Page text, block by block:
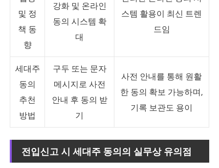
및 정
책 동
향
강화 및 온라인
동의 시스템 확
대
스템 활용이 최신 트렌
드임
세대주
동의
추천
방법
구두 또는 문자
메시지로 사전
안내 후 동의 받
기
사전 안내를 통해 원활
한 동의 확보 가능하며,
기록 보관도 용이
전입신고 시 세대주 동의의 실무상 유의점